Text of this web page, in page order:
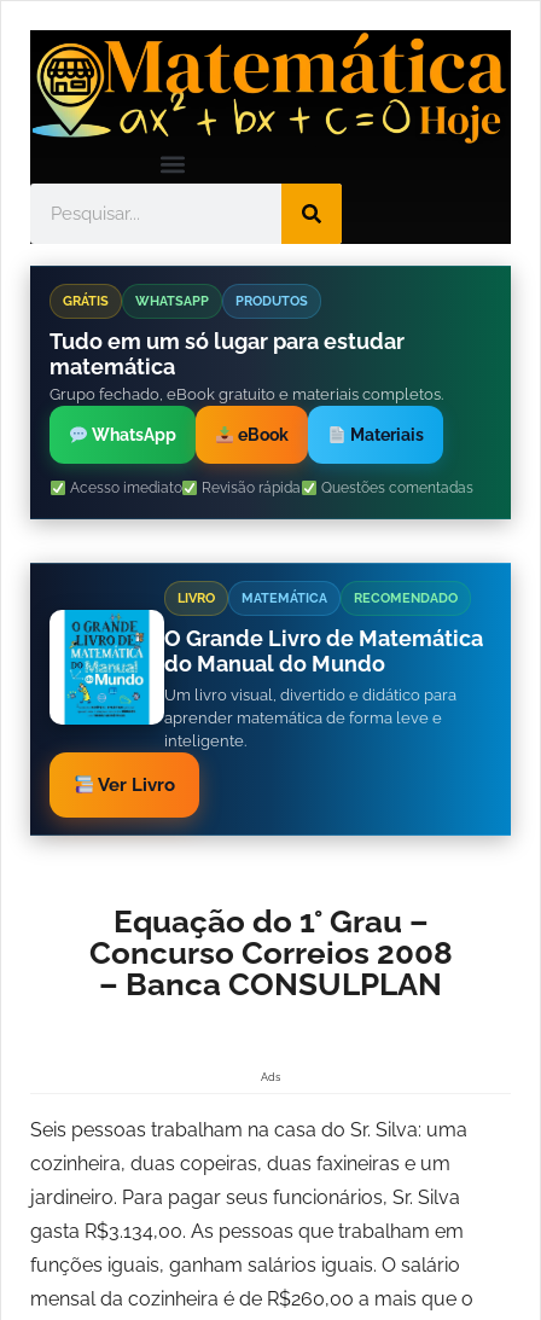
GRÁTIS WHATSAPP PRODUTOS
Tudo em um só lugar para estudar
matemática
Grupo fechado, eBook gratuito e materiais completos.
WhatsApp eBook Materiais
Acesso imediato Revisão rápida Questões comentadas
LIVRO MATEMÁTICA RECOMENDADO
O Grande Livro de Matemática
do Manual do Mundo
Um livro visual, divertido e didático para
aprender matemática de forma leve e
inteligente.
Ver Livro
Equação do 1° Grau –
Concurso Correios 2008
– Banca CONSULPLAN
Ads
Seis pessoas trabalham na casa do Sr. Silva: uma
cozinheira, duas copeiras, duas faxineiras e um
jardineiro. Para pagar seus funcionários, Sr. Silva
gasta R$3.134,00. As pessoas que trabalham em
funções iguais, ganham salários iguais. O salário
mensal da cozinheira é de R$260,00 a mais que o